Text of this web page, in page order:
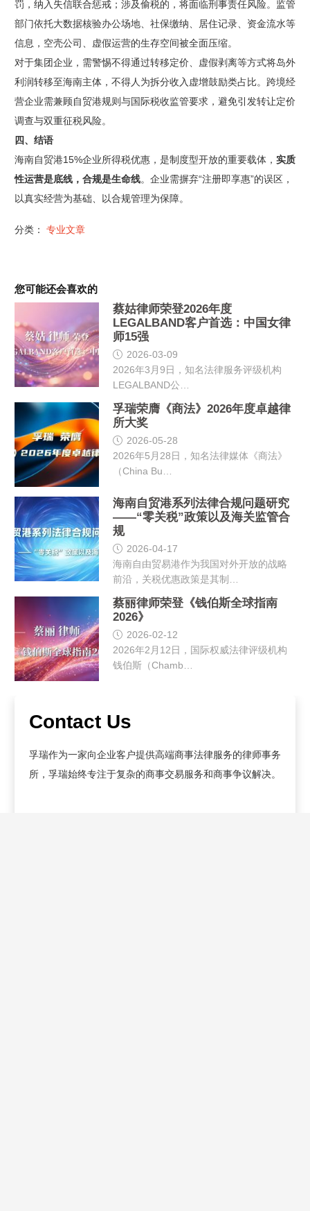
罚，纳入失信联合惩戒；涉及偷税的，将面临刑事责任风险。监管
部门依托大数据核验办公场地、社保缴纳、居住记录、资金流水等
信息，空壳公司、虚假运营的生存空间被全面压缩。
对于集团企业，需警惕不得通过转移定价、虚假剥离等方式将岛外
利润转移至海南主体，不得人为拆分收入虚增鼓励类占比。跨境经
营企业需兼顾自贸港规则与国际税收监管要求，避免引发转让定价
调查与双重征税风险。
四、 结语
海南自贸港15%企业所得税优惠，是制度型开放的重要载体， 实质
性运营是底线，合规是生命线。企业需摒弃“注册即享惠”的误区，
以真实经营为基础、以合规管理为保障。
分类： 专业文章
您可能还会喜欢的
蔡姑律师荣登2026年度
LEGALBAND客户首选：中国女律
师15强
2026-03-09
2026年3月9日，知名法律服务评级机构
LEGALBAND公…
孚瑞荣膺《商法》2026年度卓越律
所大奖
2026-05-28
2026年5月28日，知名法律媒体《商法》
（China Bu…
海南自贸港系列法律合规问题研究
——“零关税”政策以及海关监管合
规
2026-04-17
海南自由贸易港作为我国对外开放的战略
前沿，关税优惠政策是其制…
蔡丽律师荣登《钱伯斯全球指南
2026》
2026-02-12
2026年2月12日，国际权威法律评级机构
钱伯斯（Chamb…
Contact Us
孚瑞作为一家向企业客户提供高端商事法律服务的律师事务
所，孚瑞始终专注于复杂的商事交易服务和商事争议解决。